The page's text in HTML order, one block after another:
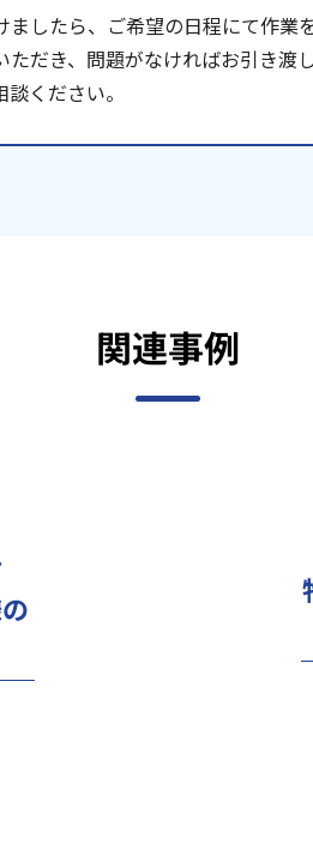
ましたら、ご希望の日程にて作業
ただき、問題がなければお引き渡
ください。
関連事例